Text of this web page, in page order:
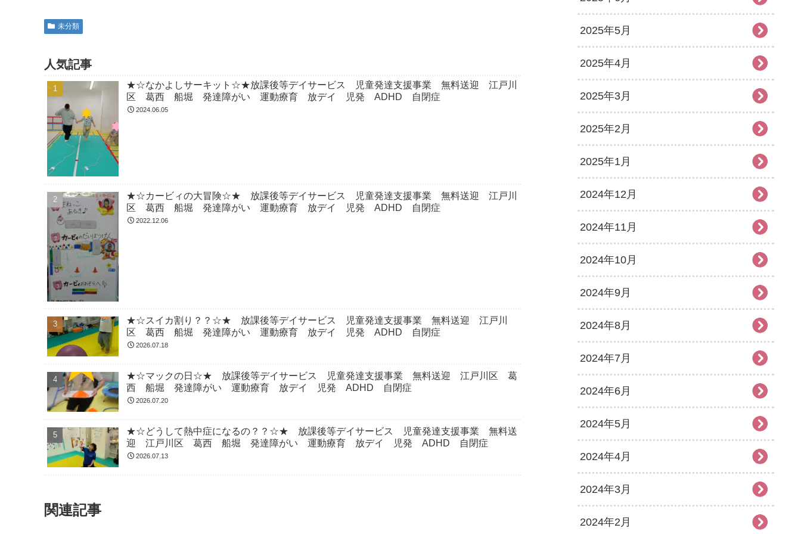
未分類
人気記事
★☆なかよしサーキット☆★放課後等デイサービス 児童発達支援事業 無料送迎 江戸川
区 葛西 船堀 発達障がい 運動療育 放デイ 児発 ADHD 自閉症
2024.06.05
★☆カービィの大冒険☆★ 放課後等デイサービス 児童発達支援事業 無料送迎 江戸川
区 葛西 船堀 発達障がい 運動療育 放デイ 児発 ADHD 自閉症
2022.12.06
★☆スイカ割り？？☆★ 放課後等デイサービス 児童発達支援事業 無料送迎 江戸川
区 葛西 船堀 発達障がい 運動療育 放デイ 児発 ADHD 自閉症
2026.07.18
★☆マックの日☆★ 放課後等デイサービス 児童発達支援事業 無料送迎 江戸川区 葛
西 船堀 発達障がい 運動療育 放デイ 児発 ADHD 自閉症
2026.07.20
★☆どうして熱中症になるの？？☆★ 放課後等デイサービス 児童発達支援事業 無料送
迎 江戸川区 葛西 船堀 発達障がい 運動療育 放デイ 児発 ADHD 自閉症
2026.07.13
関連記事
2025年5月
2025年4月
2025年3月
2025年2月
2025年1月
2024年12月
2024年11月
2024年10月
2024年9月
2024年8月
2024年7月
2024年6月
2024年5月
2024年4月
2024年3月
2024年2月